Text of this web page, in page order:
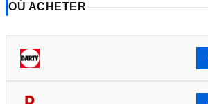
OÙ ACHETER